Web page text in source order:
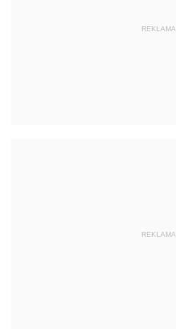
REKLAMA
REKLAMA